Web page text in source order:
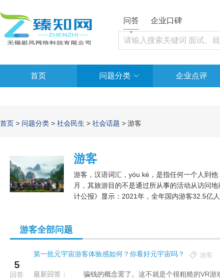
问答 企业口碑
首页 问题分类 企业点评
首页 > 问题分类 > 社会民生 > 社会话题 > 游客
游客
游客，汉语词汇，yóu kè，是指任何一个人到
月，其旅游目的不是通过所从事的活动从访问
计公报》显示：2021年，全年国内游客32.5亿
游客全部问题
5
回答
第一批元宇宙游客体验感如何？你看好元宇宙吗？ 游客
最新回答： 骗钱的概念罢了。这不就是个很粗糙的VR游